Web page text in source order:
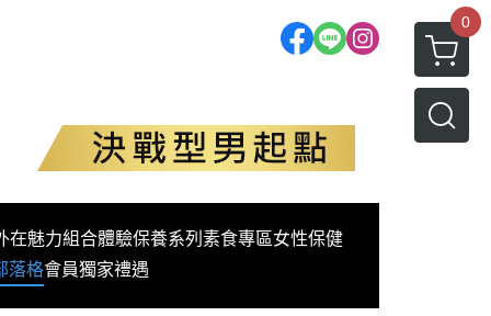
0
在魅力組合體驗保養系列 素食專區女性保健
落格會員獨家禮遇